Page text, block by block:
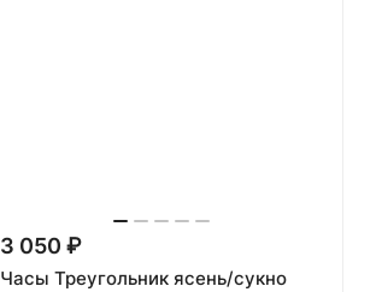
3 050 ₽
Часы Треугольник ясень/сукно